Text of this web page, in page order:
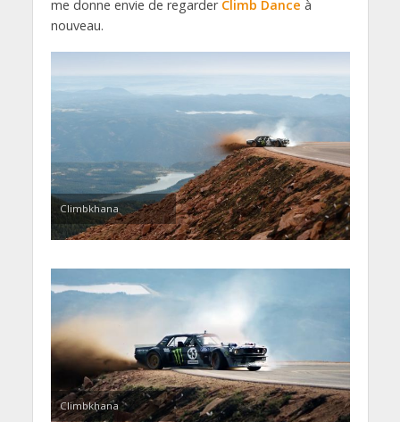
me donne envie de regarder Climb Dance à
nouveau.
Climbkhana
Climbkhana